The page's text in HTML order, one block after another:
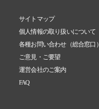
サイトマップ
個人情報の取り扱いについて
各種お問い合わせ（総合窓口）
ご意見・ご要望
運営会社のご案内
FAQ